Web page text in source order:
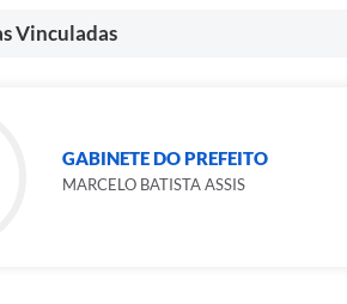
Vinculadas
GABINETE DO PREFEITO
MARCELO BATISTA ASSIS